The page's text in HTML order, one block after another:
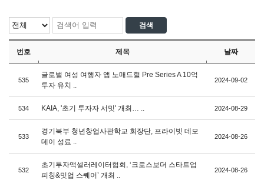
번호 제목 날짜
535
글로벌 여성 여행자 앱 노매드헐 Pre Series A 10억
투자 유치 ..
2024-09-02
534 KAIA, '초기 투자자 서밋' 개최… .. 2024-08-29
533
경기북부 청년창업사관학교 회장단, 프라이빗 데모
데이 성료 ..
2024-08-26
532
초기투자액셀러레이터협회, ‘크로스보더 스타트업
피칭&밋업 스퀘어’ 개최 ..
2024-08-26